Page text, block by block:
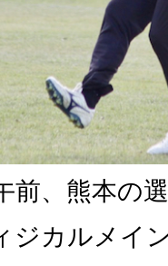
、熊本の
ジカルメイ